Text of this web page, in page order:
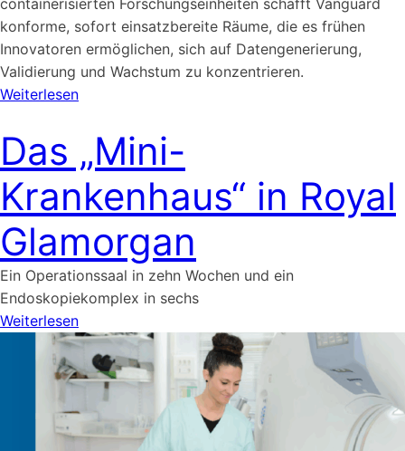
konforme, sofort einsatzbereite Räume, die es frühen
Innovatoren ermöglichen, sich auf Datengenerierung,
Validierung und Wachstum zu konzentrieren.
Weiterlesen
Das „Mini-
Krankenhaus“ in Royal
Glamorgan
Ein Operationssaal in zehn Wochen und ein
Endoskopiekomplex in sechs
Weiterlesen